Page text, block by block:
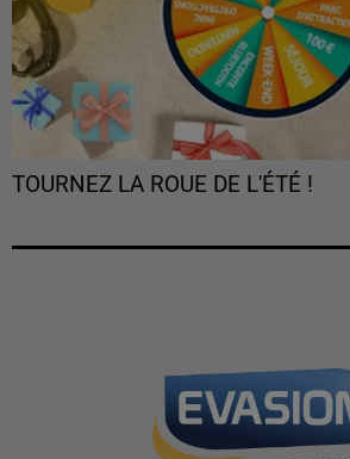
TOURNEZ LA ROUE DE L'ÉTÉ !